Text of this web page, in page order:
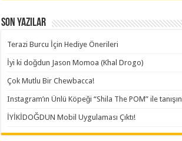
Son Yazılar
Terazi Burcu İçin Hediye Önerileri
İyi ki doğdun Jason Momoa (Khal Drogo)
Çok Mutlu Bir Chewbacca!
Instagram’ın Ünlü Köpeği “Shila The POM” ile tanışın
İYİKİDOĞDUN Mobil Uygulaması Çıktı!